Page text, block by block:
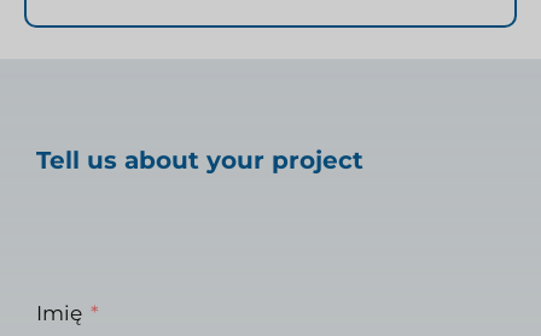
Tell us about your project
Imię